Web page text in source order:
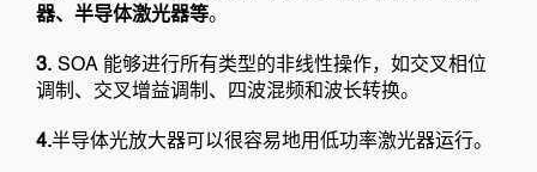
器、半导体激光器等。
3. SOA 能够进行所有类型的非线性操作，如交叉相位
调制、交叉增益调制、四波混频和波长转换。
4.半导体光放大器可以很容易地用低功率激光器运行。